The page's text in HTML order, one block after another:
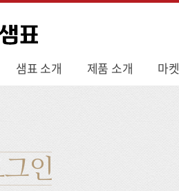
샘표 소개 제품 소개 마켓
인